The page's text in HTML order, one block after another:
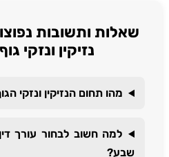
שאלות ותשובות
נזיקין ונזקי
מהו תחום הנזיקין ונזקי
למה חשוב לבחור עורך דין
שבע?